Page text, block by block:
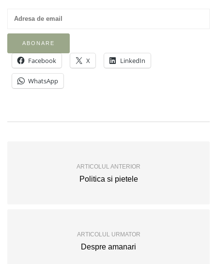
Facebook X LinkedIn
WhatsApp
ARTICOLUL ANTERIOR
Politica si pietele
ARTICOLUL URMATOR
Despre amanari